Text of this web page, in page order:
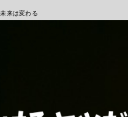
来は変わる